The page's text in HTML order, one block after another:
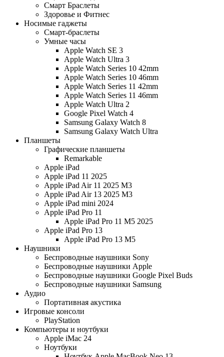
Смарт Браслеты
Здоровье и Фитнес
Носимые гаджеты
Смарт-браслеты
Умные часы
Apple Watch SE 3
Apple Watch Ultra 3
Apple Watch Series 10 42mm
Apple Watch Series 10 46mm
Apple Watch Series 11 42mm
Apple Watch Series 11 46mm
Apple Watch Ultra 2
Google Pixel Watch 4
Samsung Galaxy Watch 8
Samsung Galaxy Watch Ultra
Планшеты
Графические планшеты
Remarkable
Apple iPad
Apple iPad 11 2025
Apple iPad Air 11 2025 M3
Apple iPad Air 13 2025 M3
Apple iPad mini 2024
Apple iPad Pro 11
Apple iPad Pro 11 M5 2025
Apple iPad Pro 13
Apple iPad Pro 13 M5
Наушники
Беспроводные наушники Sony
Беспроводные наушники Apple
Беспроводные наушники Google Pixel Buds
Беспроводные наушники Samsung
Аудио
Портативная акустика
Игровые консоли
PlayStation
Компьютеры и ноутбуки
Apple iMac 24
Ноутбуки